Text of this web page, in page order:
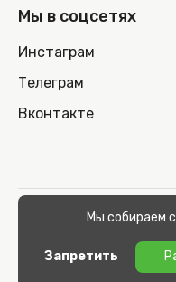
Мы в соцсетях
Инстаграм
Телеграм
Вконтакте
© 2026 100nout.by,
ООО «СТОНОУТБУКОВ»
Константинович,
Адрес: 220100, Беларусь, г.
Мы собираем
Запретить